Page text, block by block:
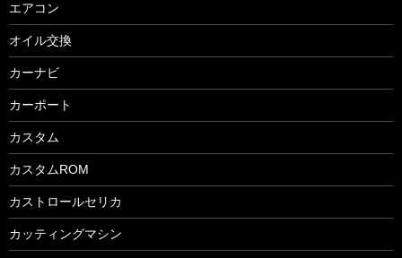
エアコン
オイル交換
カーナビ
カーポート
カスタム
カスタムROM
カストロールセリカ
カッティングマシン